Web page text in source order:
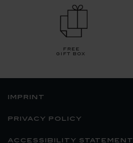
free
gift box
imprint
privacy policy
accessibility statement